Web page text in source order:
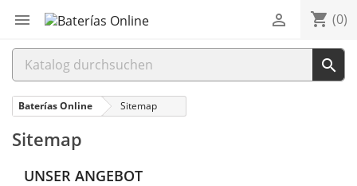
 shopping_cart (0)


Baterías Online Sitemap
Sitemap
UNSER ANGEBOT